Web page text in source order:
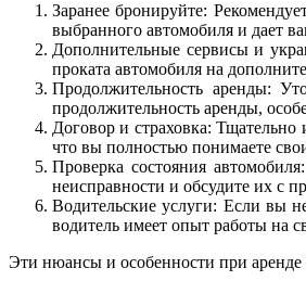
Заранее бронируйте:
выбранного автомобиля и дает
Дополнительные сервисы и
проката автомобиля на
Продолжительность аренды:
продолжительность аренды,
Договор и страховка:
что вы полностью понимаете
Проверка состояния
неисправности и обсудите их с
Водительские услуги: Если вы
водитель имеет опыт работы на
Эти нюансы и особенности при аренде